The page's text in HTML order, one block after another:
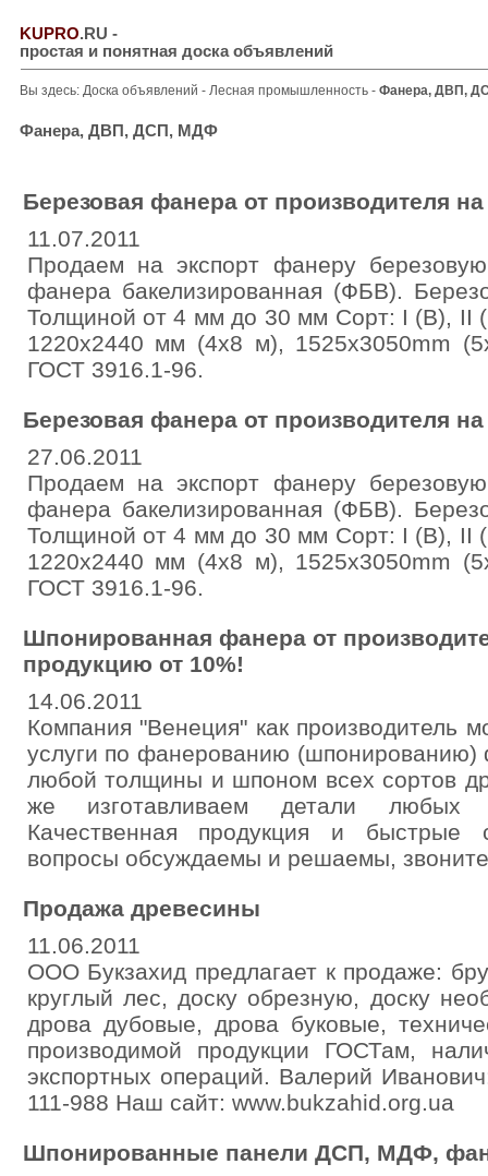
KUPRO.RU -
простая и понятная доска объявлений
Вы здесь: Доска объявлений - Лесная промышленность - Фанера, ДВП,
Фанера, ДВП, ДСП, МДФ
Березовая фанера от производителя на
11.07.2011
Продаем на экспорт фанеру
фанера бакелизированная (ФБВ).
Толщиной от 4 мм до 30 мм Сорт: I (B), II
1220x2440 мм (4х8 м), 1525x3050mm
ГОСТ 3916.1-96.
Березовая фанера от производителя на
27.06.2011
Продаем на экспорт фанеру
фанера бакелизированная (ФБВ).
Толщиной от 4 мм до 30 мм Сорт: I (B), II
1220x2440 мм (4х8 м), 1525x3050mm
ГОСТ 3916.1-96.
Шпонированная фанера от
продукцию от 10%!
14.06.2011
Компания "Венеция" как производитель
услуги по фанерованию
любой толщины и шпоном всех сортов
же изготавливаем детали
Качественная продукция и быстрые
вопросы обсуждаемы и решаемы,
Продажа древесины
11.06.2011
ООО Букзахид предлагает к продаже:
круглый лес, доску обрезную, доску
дрова дубовые, дрова буковые,
производимой продукции ГОСТам,
экспортных операций. Валерий
111-988 Наш сайт: www.bukzahid.org.ua
Шпонированные панели ДСП, МДФ,